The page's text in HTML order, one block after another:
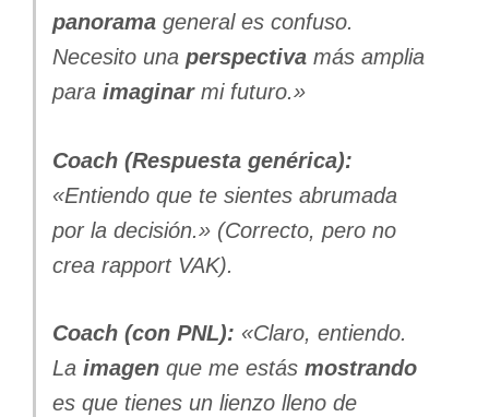
panorama general es confuso.
Necesito una perspectiva más amplia
para imaginarmi futuro.»
Coach (Respuesta genérica):
«Entiendo que te sientes abrumada
por la decisión.» (Correcto, pero no
crea rapport VAK).
Coach (con PNL): «Claro, entiendo.
La imagen que me estás mostrando
es que tienes un lienzo lleno de